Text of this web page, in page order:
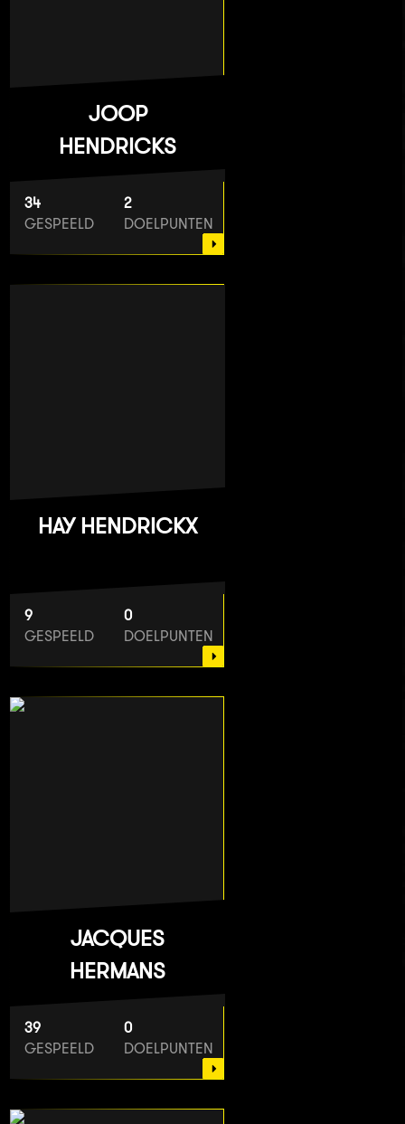
JOOP
HENDRICKS
34
GESPEELD
2
DOELPUNTEN
HAY HENDRICKX
9
GESPEELD
0
DOELPUNTEN
JACQUES
HERMANS
39
GESPEELD
0
DOELPUNTEN